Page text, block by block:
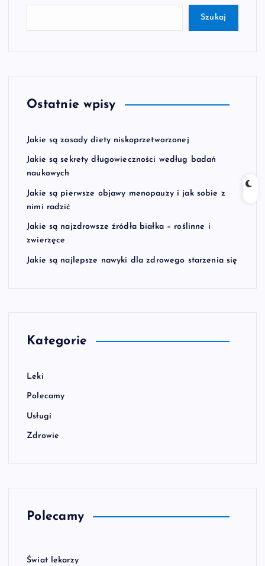
Szukaj
Ostatnie wpisy
Jakie są zasady diety niskoprzetworzonej
Jakie są sekrety długowieczności według badań
naukowych
Jakie są pierwsze objawy menopauzy i jak sobie z
nimi radzić
Jakie są najzdrowsze źródła białka – roślinne i
zwierzęce
Jakie są najlepsze nawyki dla zdrowego starzenia się
Kategorie
Leki
Polecamy
Usługi
Zdrowie
Polecamy
Świat lekarzy